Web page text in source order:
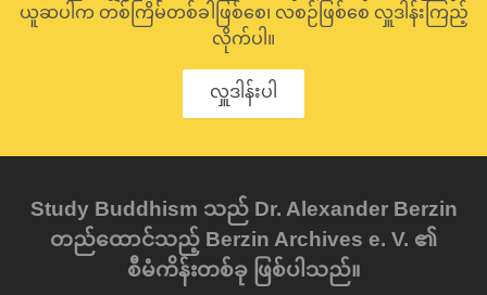
ယူဆပါက တစ်ကြိမ်တစ်ခါဖြစ်စေ၊ လစဉ်ဖြစ်စေ လှူဒါန်းကြည့်
လိုက်ပါ။
လှူဒါန်းပါ
Study Buddhism သည် Dr. Alexander Berzin
တည်ထောင်သည့် Berzin Archives e. V. ၏
စီမံကိန်းတစ်ခု ဖြစ်ပါသည်။